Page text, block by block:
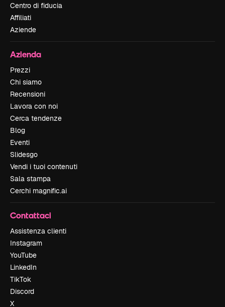
Centro di fiducia
Affiliati
Aziende
Azienda
Prezzi
Chi siamo
Recensioni
Lavora con noi
Cerca tendenze
Blog
Eventi
Slidesgo
Vendi i tuoi contenuti
Sala stampa
Cerchi magnific.ai
Contattaci
Assistenza clienti
Instagram
YouTube
LinkedIn
TikTok
Discord
X